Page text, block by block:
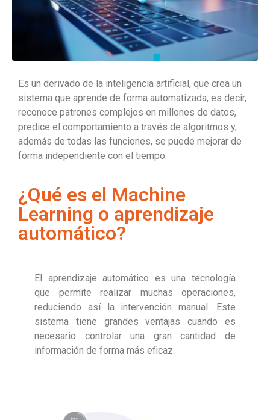
Es un derivado de la inteligencia artificial, que crea un
sistema que aprende de forma automatizada, es decir,
reconoce patrones complejos en millones de datos,
predice el comportamiento a través de algoritmos y,
además de todas las funciones, se puede mejorar de
forma independiente con el tiempo.
¿Qué es el Machine
Learning o aprendizaje
automático?
El aprendizaje automático es una tecnología
que permite realizar muchas operaciones,
reduciendo así la intervención manual. Este
sistema tiene grandes ventajas cuando es
necesario controlar una gran cantidad de
información de forma más eficaz.